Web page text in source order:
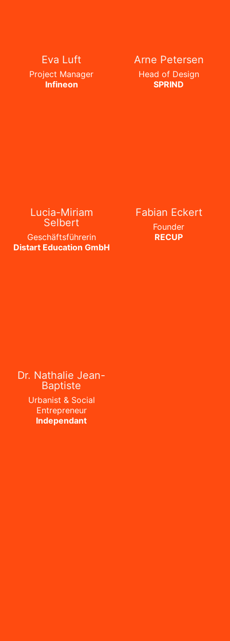
Eva Luft
Project Manager
Infineon
Arne Petersen
Head of Design
SPRIND
Lucia-Miriam
Selbert
Geschäftsführerin
Distart Education GmbH
Fabian Eckert
Founder
RECUP
Dr. Nathalie Jean-
Baptiste
Urbanist & Social
Entrepreneur
Independant